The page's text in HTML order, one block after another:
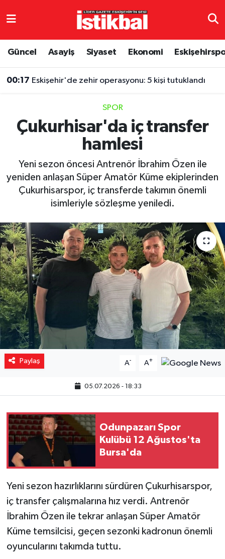
Güncel Asayiş Siyaset Ekonomi
00:17 Eskişehir'de zehir operasyonu: 5 kişi tutuklandı
SPOR
Çukurhisar'da iç transfer
hamlesi
Yeni sezon öncesi Antrenör İbrahim Özen ile
yeniden anlaşan Süper Amatör Küme ekiplerinden
Çukurhisarspor, iç transferde takımın önemli
isimleriyle sözleşme yeniledi.
Paylaş A- A+
05.07.2026 - 18:33
Odunpazarı Spor
Kulübü 12 Ağustos'ta
Bursa'da
Yeni sezon hazırlıklarını sürdüren Çukurhisarspor,
iç transfer çalışmalarına hız verdi. Antrenör
İbrahim Özen ile tekrar anlaşan Süper Amatör
Küme temsilcisi, geçen sezonki kadronun önemli
oyuncularını takımda tuttu.
Eskişehirspor
Eğitim
Ekonomi
Yaşam
Resmi ilanlar
Eskişehir Nöbetçi Eczaneler
TFF 3.Lig 4.Grup Puan Durumu ve Fikstür
Tüm Manşetler
Son Dakika Haberleri